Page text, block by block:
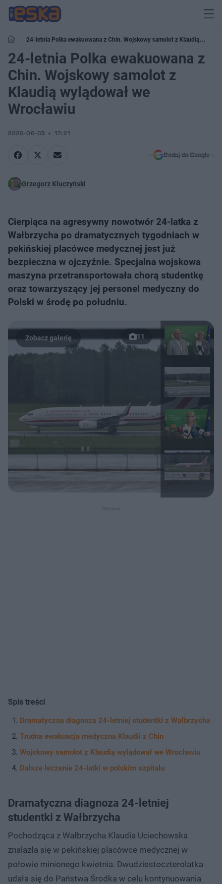
24-letnia Polka ewakuowana z Chin. Wojskowy samolot z Klaudią
wylądował we Wrocławiu
24-letnia Polka ewakuowana z
Chin. Wojskowy samolot z
Klaudią wylądował we
Wrocławiu
2026-06-03 17:21
Dodaj do Google
Grzegorz Kluczyński
Cierpiąca na agresywny nowotwór 24-latka z
Wałbrzycha po dramatycznych tygodniach w
pekińskiej placówce medycznej jest już
bezpieczna w ojczyźnie. Specjalna wojskowa
maszyna przetransportowała chorą studentkę
oraz towarzyszący jej personel medyczny do
Polski w środę po południu.
11
Spis treści
Dramatyczna diagnoza 24-letniej studentki z Wałbrzycha
Trudna ewakuacja medyczna Klaudii z Chin
Wojskowy samolot z Klaudią wylądował we Wrocławiu
Dalsze leczenie 24-latki w polskim szpitalu
Dramatyczna diagnoza 24-letniej
studentki z Wałbrzycha
Pochodząca z Wałbrzycha Klaudia Uciechowska
znalazła się w pekińskiej placówce medycznej w
połowie minionego kwietnia. Dwudziestoczterolatka
udała się do Państwa Środka w celu kontynuowania